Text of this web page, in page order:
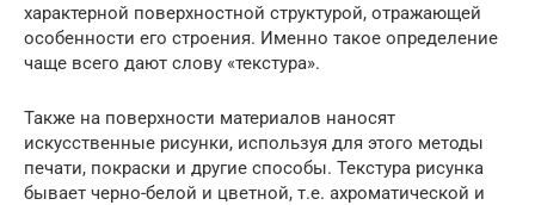
характерной поверхностной структурой, отражающей
особенности его строения. Именно такое определение
чаще всего дают слову «текстура».
Также на поверхности материалов наносят
искусственные рисунки, используя для этого методы
печати, покраски и другие способы. Текстура рисунка
бывает черно-белой и цветной, т.е. ахроматической и